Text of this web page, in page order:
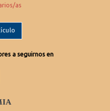
as
a seguirnos en